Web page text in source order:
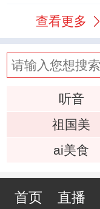
查看更多
听音
祖国美
ai美食
首页 直播